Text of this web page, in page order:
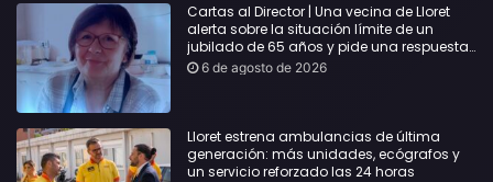
Cartas al Director | Una vecina de Lloret
alerta sobre la situación límite de un
jubilado de 65 años y pide una respuesta
urgente
6 de agosto de 2026
Lloret estrena ambulancias de última
generación: más unidades, ecógrafos y
un servicio reforzado las 24 horas